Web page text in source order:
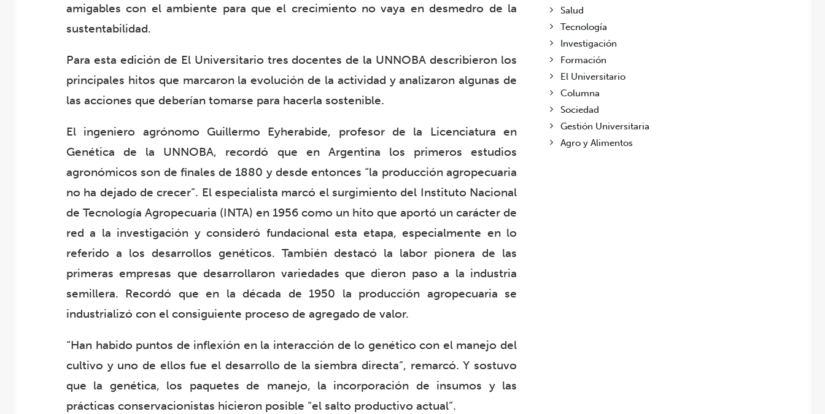
amigables con el ambiente para que el crecimiento no vaya en desmedro de la
sustentabilidad.
Para esta edición de El Universitario tres docentes de la UNNOBA describieron los
principales hitos que marcaron la evolución de la actividad y analizaron algunas de
las acciones que deberían tomarse para hacerla sostenible.
El ingeniero agrónomo Guillermo Eyherabide, profesor de la Licenciatura en
Genética de la UNNOBA, recordó que en Argentina los primeros estudios
agronómicos son de finales de 1880 y desde entonces “la producción agropecuaria
no ha dejado de crecer”. El especialista marcó el surgimiento del Instituto Nacional
de Tecnología Agropecuaria (INTA) en 1956 como un hito que aportó un carácter de
red a la investigación y consideró fundacional esta etapa, especialmente en lo
referido a los desarrollos genéticos. También destacó la labor pionera de las
primeras empresas que desarrollaron variedades que dieron paso a la industria
semillera. Recordó que en la década de 1950 la producción agropecuaria se
industrializó con el consiguiente proceso de agregado de valor.
“Han habido puntos de inflexión en la interacción de lo genético con el manejo del
cultivo y uno de ellos fue el desarrollo de la siembra directa”, remarcó. Y sostuvo
que la genética, los paquetes de manejo, la incorporación de insumos y las
prácticas conservacionistas hicieron posible “el salto productivo actual”.
Salud
Tecnología
Investigación
Formación
El Universitario
Columna
Sociedad
Gestión Universitaria
Agro y Alimentos